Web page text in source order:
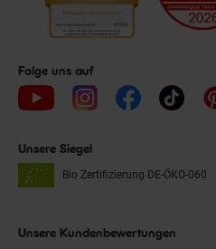
Folge uns auf
Unsere Siegel
Bio Zertifizierung DE-ÖKO-060
Unsere Kundenbewertungen